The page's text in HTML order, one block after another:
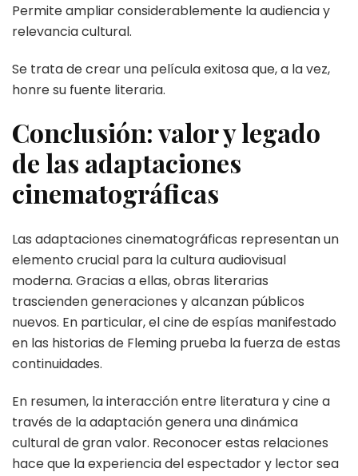
Permite ampliar considerablemente la audiencia y
relevancia cultural.
Se trata de crear una película exitosa que, a la vez,
honre su fuente literaria.
Conclusión: valor y legado
de las adaptaciones
cinematográficas
Las adaptaciones cinematográficas representan un
elemento crucial para la cultura audiovisual
moderna. Gracias a ellas, obras literarias
trascienden generaciones y alcanzan públicos
nuevos. En particular, el cine de espías manifestado
en las historias de Fleming prueba la fuerza de estas
continuidades.
En resumen, la interacción entre literatura y cine a
través de la adaptación genera una dinámica
cultural de gran valor. Reconocer estas relaciones
hace que la experiencia del espectador y lector sea